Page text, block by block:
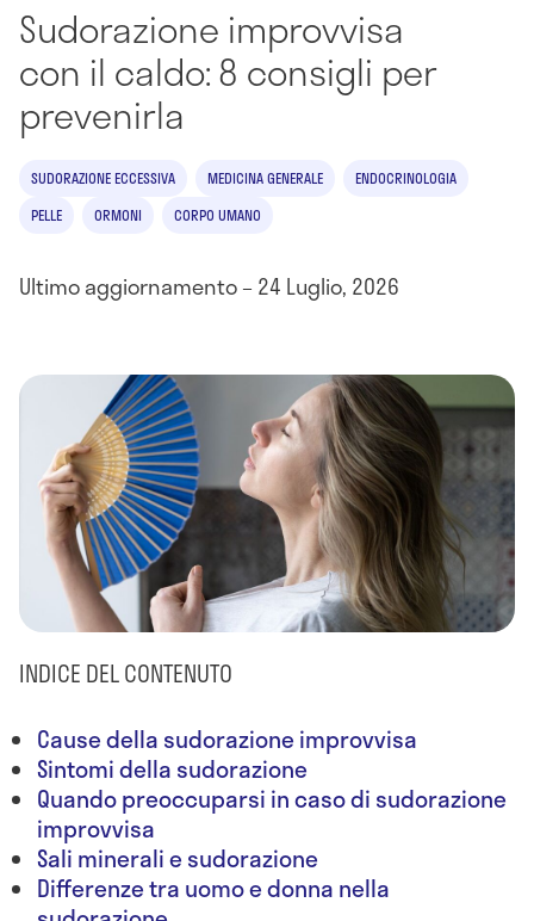
Sudorazione improvvisa
con il caldo: 8 consigli per
prevenirla
SUDORAZIONE ECCESSIVA MEDICINA GENERALE
ENDOCRINOLOGIA
PELLE
ORMONI CORPO UMANO
Ultimo aggiornamento – 24 Luglio, 2026
INDICE DEL CONTENUTO
Cause della sudorazione improvvisa
Sintomi della sudorazione
Quando preoccuparsi in caso di sudorazione
improvvisa
Sali minerali e sudorazione
Differenze tra uomo e donna nella